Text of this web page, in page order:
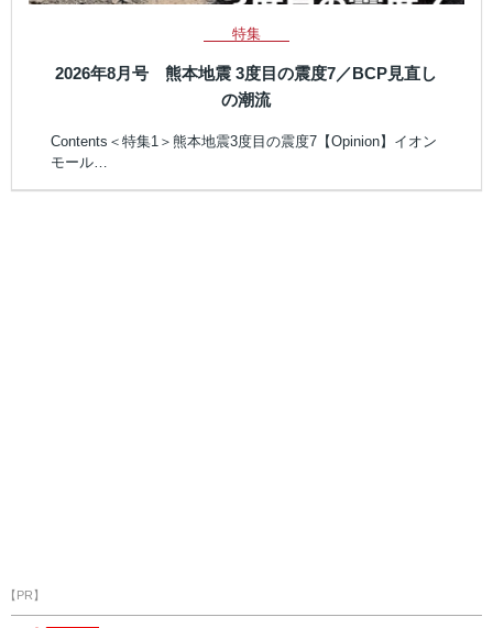
特集
2026年8月号 熊本地震 3度目の震度7／BCP見直し
の潮流
Contents＜特集1＞熊本地震3度目の震度7【Opinion】イオン
モール…
【PR】